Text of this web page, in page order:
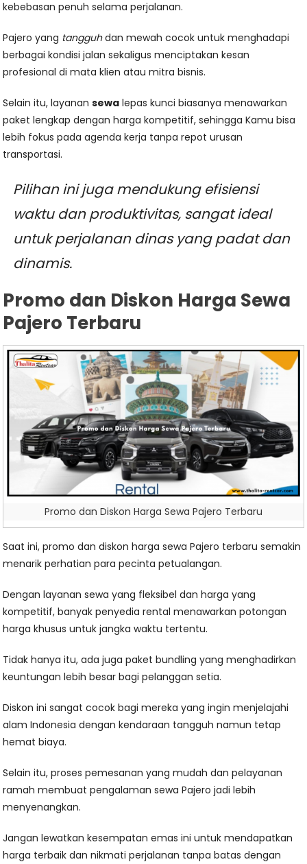
kebebasan penuh selama perjalanan.
Pajero yang tangguhdan mewah cocok untuk menghadapi
berbagai kondisi jalan sekaligus menciptakan kesan
profesional di mata klien atau mitra bisnis.
Selain itu, layanansewa lepas kunci biasanya menawarkan
paket lengkap dengan harga kompetitif, sehingga Kamu bisa
lebih fokus pada agenda kerja tanpa repot urusan
transportasi.
Pilihan ini juga mendukung efisiensi
waktu dan produktivitas, sangat ideal
untuk perjalanan dinas yang padat dan
dinamis.
Promo dan Diskon Harga Sewa
Pajero Terbaru
Promo dan Diskon Harga Sewa Pajero Terbaru
Saat ini, promo dan diskon harga sewa Pajero terbaru semakin
menarik perhatian para pecinta petualangan.
Dengan layanan sewa yang fleksibel dan harga yang
kompetitif, banyak penyedia rental menawarkan potongan
harga khusus untuk jangka waktu tertentu.
Tidak hanya itu, ada juga paket bundling yang menghadirkan
keuntungan lebih besar bagi pelanggan setia.
Diskon ini sangat cocok bagi mereka yang ingin menjelajahi
alam Indonesia dengan kendaraan tangguh namun tetap
hemat biaya.
Selain itu, proses pemesanan yang mudah dan pelayanan
ramah membuat pengalaman sewa Pajero jadi lebih
menyenangkan.
Jangan lewatkan kesempatan emas ini untuk mendapatkan
harga terbaik dan nikmati perjalanan tanpa batas dengan